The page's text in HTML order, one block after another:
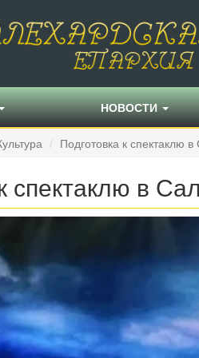
НОВОСТИ
Подготовка к спектаклю
спектаклю в